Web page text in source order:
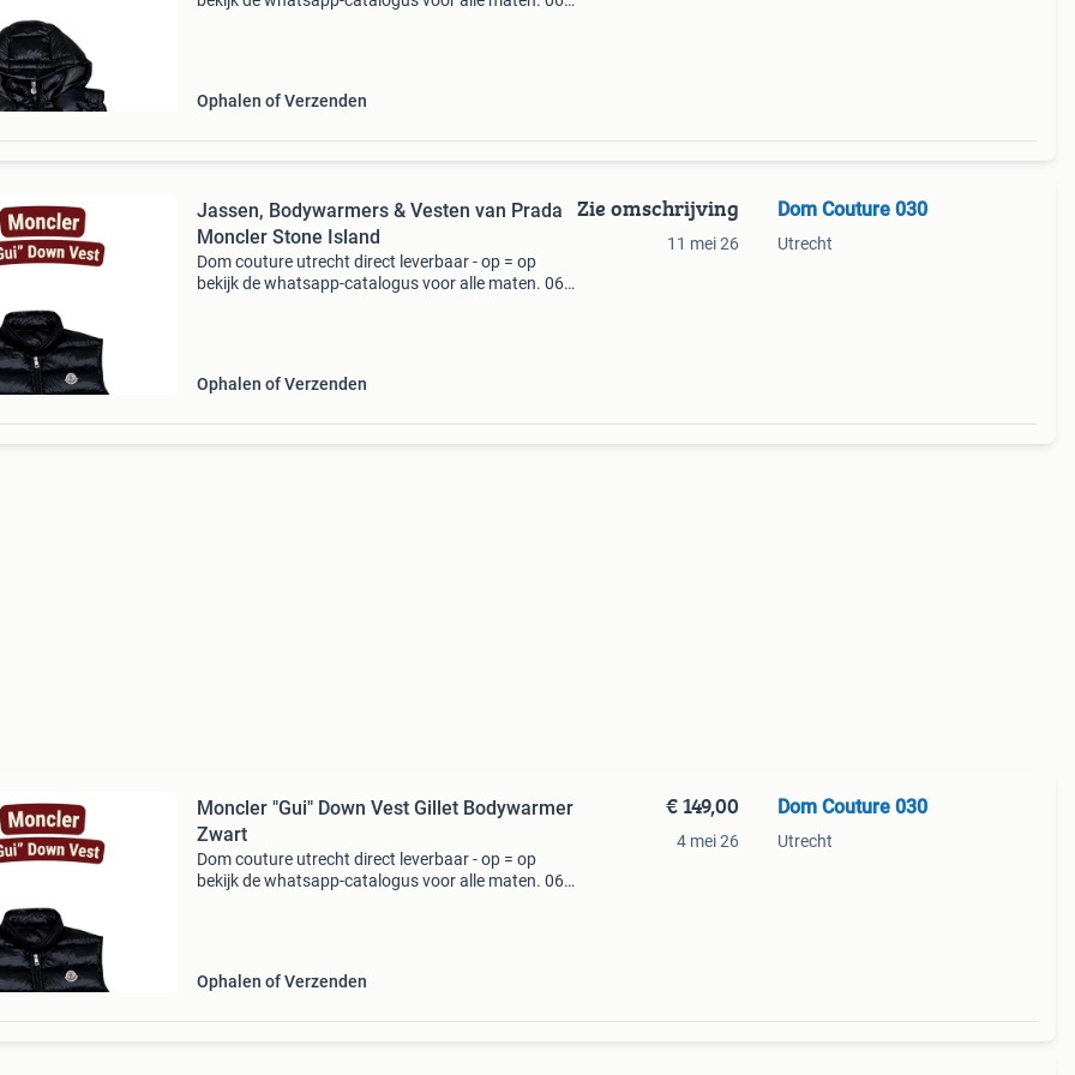
Ophalen of Verzenden
Jassen, Bodywarmers & Vesten van Prada
Moncler Stone Island
Dom couture utrecht direct leverbaar - op = op
bekijk de whatsapp-catalogus voor alle maten. 06 2
Ophalen of Verzenden
Zie omschrijving
11 mei 26
Dom Couture 030
Utrecht
Moncler "Gui" Down Vest Gillet Bodywarmer
Zwart
Dom couture utrecht direct leverbaar - op = op
bekijk de whatsapp-catalogus voor alle maten. 06 2
Ophalen of Verzenden
€ 149,00
4 mei 26
Dom Couture 030
Utrecht